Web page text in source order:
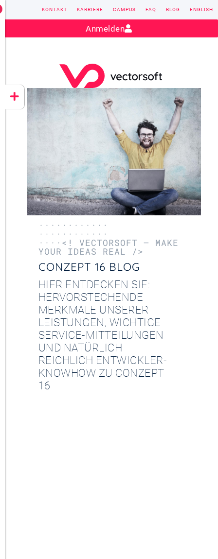
CONZEPT 16
YEET
Kontakt:sales@vectorsoft.de
KONTAKT KARRIERE CAMPUS FAQ BLOG ENGLISH
Anmelden
············
············
····<! VECTORSOFT – MAKE
YOUR IDEAS REAL />
CONZEPT 16 BLOG
HIER ENTDECKEN SIE:
HERVORSTECHENDE
MERKMALE UNSERER
LEISTUNGEN, WICHTIGE
SERVICE-MITTEILUNGEN
UND NATÜRLICH
REICHLICH ENTWICKLER-
KNOWHOW ZU CONZEPT
16